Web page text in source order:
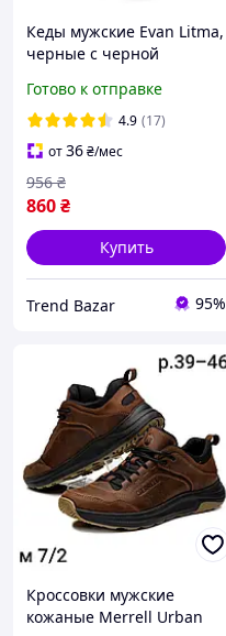
Кеды мужские Evan Litma,
черные с черной
Готово к отправке
4.9 (17)
от36₴/мес
860₴
956 ₴
Купить
Trend Bazar 95%
Кроссовки мужские
кожаные Merrell Urban